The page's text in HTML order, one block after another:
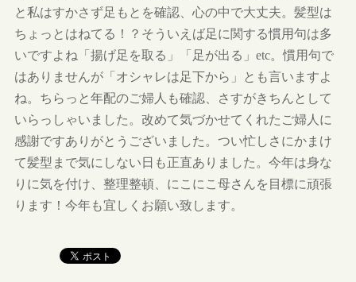
と私はすかさず足もとを確認、心の中で大丈夫。髪型は
ちょっとはねてる！？そういえば足に関する慣用句は多
いですよね「揚げ足を取る」「足が出る」etc。慣用句で
はありませんが「オシャレは足下から」とも言いますよ
ね。ちらっと年配のご婦人も確認、さすがきちんとして
いらっしゃいました。改めて気づかせてくれたご婦人に
感謝ですありがとうございました。つい忙しさにかまけ
て髪型まで気にしない日も正直ありました。今年は身な
りに気を付け、整理整頓、にこにこ母さんを目標に頑張
ります！今年も宜しくお願い致します。